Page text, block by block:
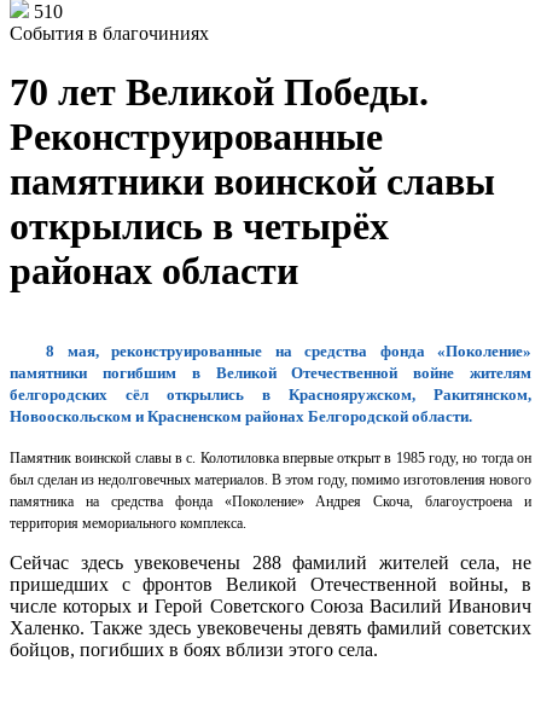
510
События в благочиниях
70 лет Великой Победы.
Реконструированные
памятники воинской славы
открылись в четырёх
районах области
8 мая, реконструированные на средства фонда «Поколение»
памятники погибшим в Великой Отечественной войне жителям
белгородских сёл открылись в Краснояружском, Ракитянском,
Новооскольском и Красненском районах Белгородской области.
Памятник воинской славы в с. Колотиловка впервые открыт в 1985 году, но тогда он
был сделан из недолговечных материалов. В этом году, помимо изготовления нового
памятника на средства фонда «Поколение» Андрея Скоча, благоустроена и
территория мемориального комплекса.
Сейчас здесь увековечены 288 фамилий жителей села, не
пришедших с фронтов Великой Отечественной войны, в
числе которых и Герой Советского Союза Василий Иванович
Халенко. Также здесь увековечены девять фамилий советских
бойцов, погибших в боях вблизи этого села.